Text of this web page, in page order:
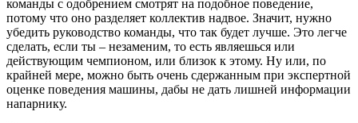
команды с одобрением смотрят на подобное поведение,
потому что оно разделяет коллектив надвое. Значит, нужно
убедить руководство команды, что так будет лучше. Это легче
сделать, если ты – незаменим, то есть являешься или
действующим чемпионом, или близок к этому. Ну или, по
крайней мере, можно быть очень сдержанным при экспертной
оценке поведения машины, дабы не дать лишней информации
напарнику.